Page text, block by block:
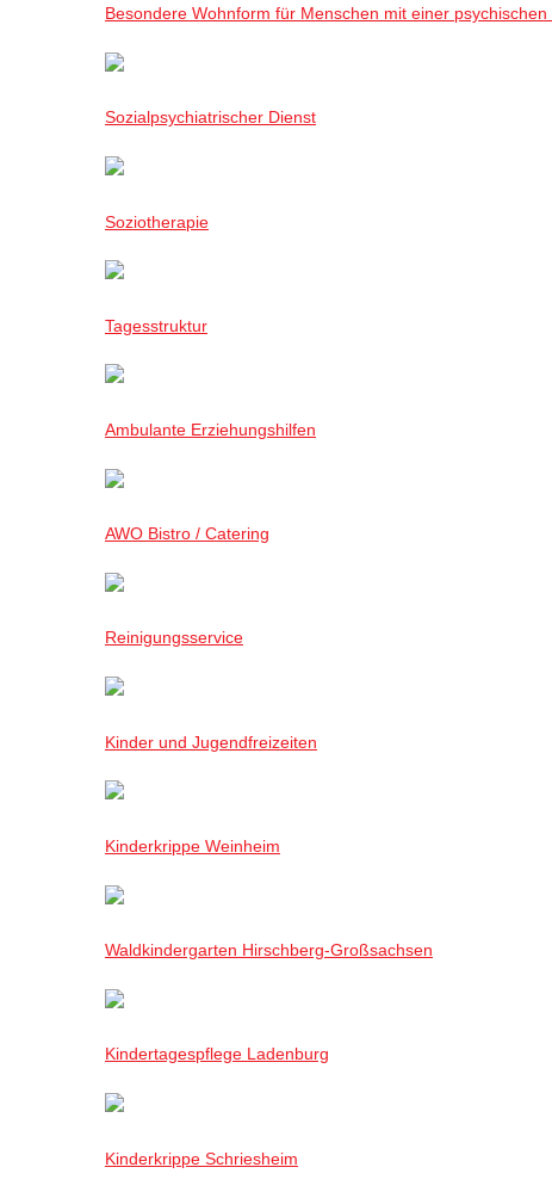
Besondere Wohnform für Menschen mit einer psychischen
Sozialpsychiatrischer Dienst
Soziotherapie
Tagesstruktur
Ambulante Erziehungshilfen
AWO Bistro / Catering
Reinigungsservice
Kinder und Jugendfreizeiten
Kinderkrippe Weinheim
Waldkindergarten Hirschberg-Großsachsen
Kindertagespflege Ladenburg
Kinderkrippe Schriesheim